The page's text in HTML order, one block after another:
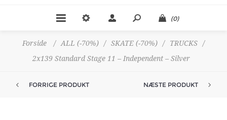
(0)
Forside / ALL (-70%) / SKATE (-70%) / TRUCKS
/
2x139 Standard Stage 11 – Independent – Silver
FORRIGE PRODUKT NÆSTE PRODUKT